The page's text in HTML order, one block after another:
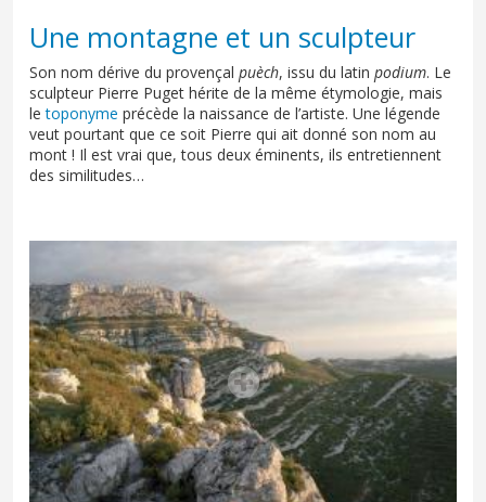
Une montagne et un sculpteur
Son nom dérive du provençal puèch, issu du latin podium. Le
sculpteur Pierre Puget hérite de la même étymologie, mais
letoponyme précède la naissance de l’artiste. Une légende
veut pourtant que ce soit Pierre qui ait donné son nom au
mont ! Il est vrai que, tous deux éminents, ils entretiennent
des similitudes…